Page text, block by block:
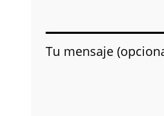
Tu mensaje